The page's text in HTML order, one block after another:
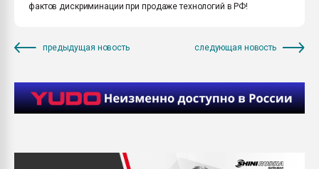
фактов дискриминации при продаже технологий в РФ!
предыдущая новость следующая новость